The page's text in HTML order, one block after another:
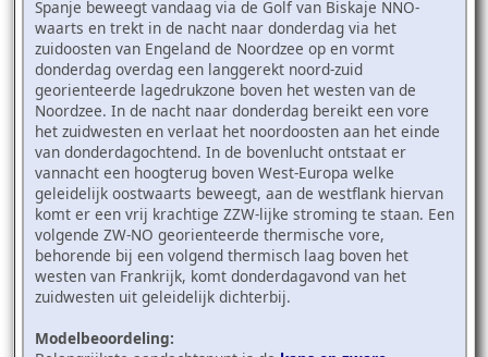
Spanje beweegt vandaag via de Golf van Biskaje NNO-
waarts en trekt in de nacht naar donderdag via het
zuidoosten van Engeland de Noordzee op en vormt
donderdag overdag een langgerekt noord-zuid
georienteerde lagedrukzone boven het westen van de
Noordzee. In de nacht naar donderdag bereikt een vore
het zuidwesten en verlaat het noordoosten aan het einde
van donderdagochtend. In de bovenlucht ontstaat er
vannacht een hoogterug boven West-Europa welke
geleidelijk oostwaarts beweegt, aan de westflank hiervan
komt er een vrij krachtige ZZW-lijke stroming te staan. Een
volgende ZW-NO georienteerde thermische vore,
behorende bij een volgend thermisch laag boven het
westen van Frankrijk, komt donderdagavond van het
zuidwesten uit geleidelijk dichterbij.
Modelbeoordeling: